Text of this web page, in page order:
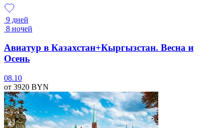
9 дней
8 ночей
Авиатур в Казахстан+Кыргызстан. Весна и
Осень
08.10
от 3920 BYN